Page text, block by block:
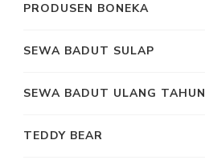
PRODUSEN BONEKA
SEWA BADUT SULAP
SEWA BADUT ULANG TAHUN
TEDDY BEAR